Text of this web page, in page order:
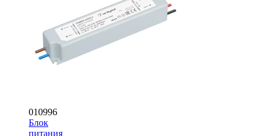
010996
Блок
питания